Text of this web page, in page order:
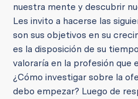
nuestra mente y descubrir
Les invito a hacerse las
son sus objetivos en su
es la disposición de su
valoraría en la profesión que
¿Cómo investigar sobre la
debo empezar? Luego de